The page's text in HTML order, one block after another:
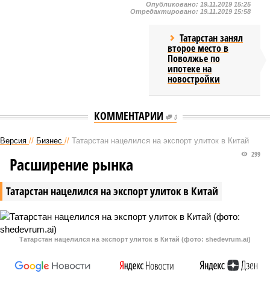
Опубликовано: 19.11.2019 15:25
Отредактировано: 19.11.2019 15:58
Татарстан занял
второе место в
Поволжье по
ипотеке на
новостройки
КОММЕНТАРИИ 0
Версия // Бизнес // Татарстан нацелился на экспорт улиток в Китай
Татарстан нацелился на экспорт улиток в Китай
299
Расширение рынка
Татарстан нацелился на экспорт улиток в Китай (фото: shedevrum.ai)